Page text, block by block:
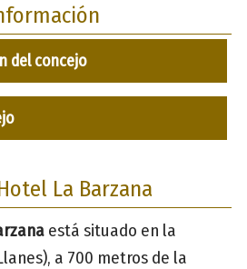
del concejo
La Barzana
está situado en la
a 700 metros de la